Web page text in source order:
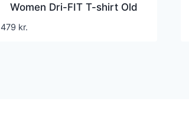
Women Dri-FIT T-shirt Old
Royal
479 kr.